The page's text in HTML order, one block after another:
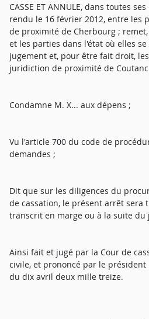
CASSE ET ANNULE, dans toutes
rendu le 16 février 2012, entre les
de proximité de Cherbourg ;
et les parties dans l'état où elles
jugement et, pour être fait droit,
juridiction de proximité de
Condamne M. X... aux dépens ;
Vu l'article 700 du code de
demandes ;
Dit que sur les diligences du
de cassation, le présent arrêt sera
transcrit en marge ou à la suite du
Ainsi fait et jugé par la Cour de
civile, et prononcé par le
du dix avril deux mille treize.